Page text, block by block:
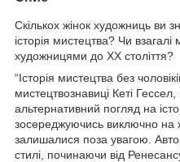
Скількох жінок художниць ви
історія мистецтва? Чи
художницями до XX століття?
“Історія мистецтва без
мистецтвознавиці Кеті
альтернативний погляд на
зосереджуючись виключно на
залишалися поза увагою.
стилі, починаючи від